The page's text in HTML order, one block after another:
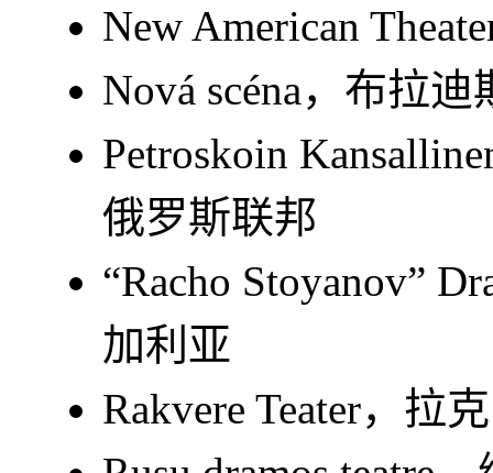
New American
Nová scéna，布拉
Petroskoin
俄罗斯联邦
“Racho Stoyanov”
加利亚
Rakvere Teater，拉